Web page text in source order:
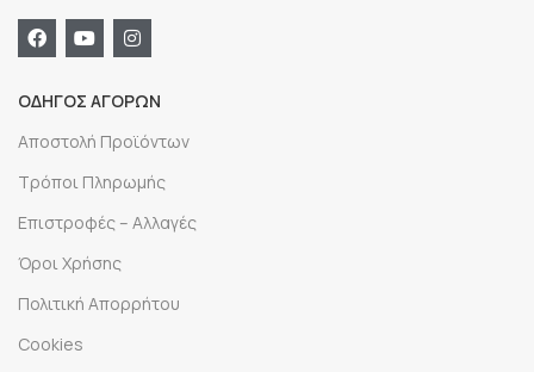
ΟΔΗΓΟΣ ΑΓΟΡΩΝ
Αποστολή Προϊόντων
Τρόποι Πληρωμής
Επιστροφές – Αλλαγές
Όροι Χρήσης
Πολιτική Απορρήτου
Cookies